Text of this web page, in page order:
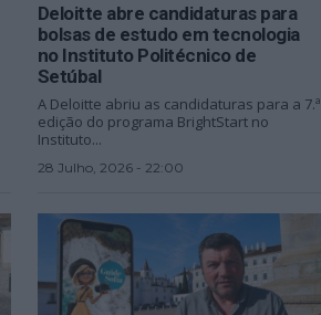
Deloitte abre candidaturas para
bolsas de estudo em tecnologia
no Instituto Politécnico de
Setúbal
A Deloitte abriu as candidaturas para a 7.ª
edição do programa BrightStart no
Instituto...
28 Julho, 2026 - 22:00